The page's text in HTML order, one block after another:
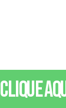
Clique